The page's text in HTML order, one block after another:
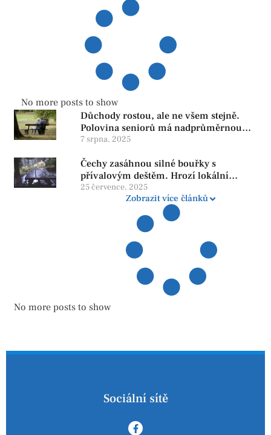
No more posts to show
Důchody rostou, ale ne všem stejně.
Polovina seniorů má nadprůměrnou
penzi, tisíce však žijí pod hranicí
reformy
7 srpna, 2025
Čechy zasáhnou silné bouřky s
přívalovým deštěm. Hrozí lokální
zatopení
25 července, 2025
Zobrazit více článků
No more posts to show
Sociální sítě